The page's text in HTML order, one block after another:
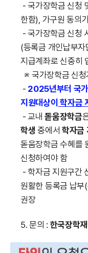
- 국가장학금 신청
한함), 가구원 동의
- 국가장학금 신청
(등록금 개인납부자
지급계좌로 신중히
※ 국가장학금 신
- 2025년부터 국
지원대상이 학자금
- 교내 돋움장학금
학생 중에서 학자금
돋움장학금 수혜를
신청하여야 함
- 학자금 지원구간
원활한 등록금 납부
권장
5. 문의 : 한국장학